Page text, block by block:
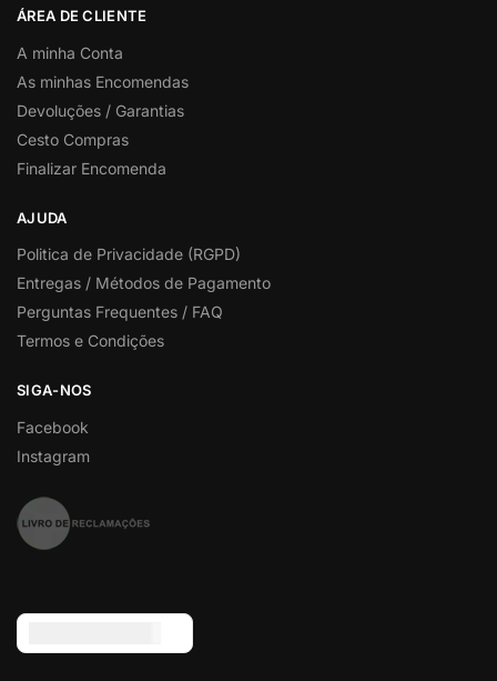
ÁREA DE CLIENTE
A minha Conta
As minhas Encomendas
Devoluções / Garantias
Cesto Compras
Finalizar Encomenda
AJUDA
Politica de Privacidade (RGPD)
Entregas / Métodos de Pagamento
Perguntas Frequentes / FAQ
Termos e Condições
SIGA-NOS
Facebook
Instagram